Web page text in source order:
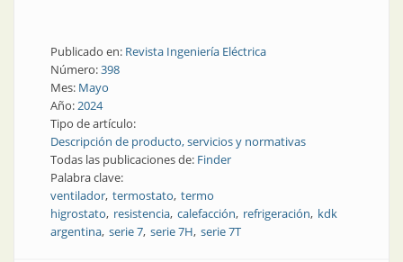
Publicado en: Revista Ingeniería Eléctrica
Número:398
Mes: Mayo
Año:2024
Tipo de artículo:
Descripción de producto, servicios y normativas
Todas las publicaciones de: Finder
Palabra clave:
ventilador termostato termo
higrostato resistencia calefacción refrigeración kdk
argentina serie 7 serie 7H serie 7T